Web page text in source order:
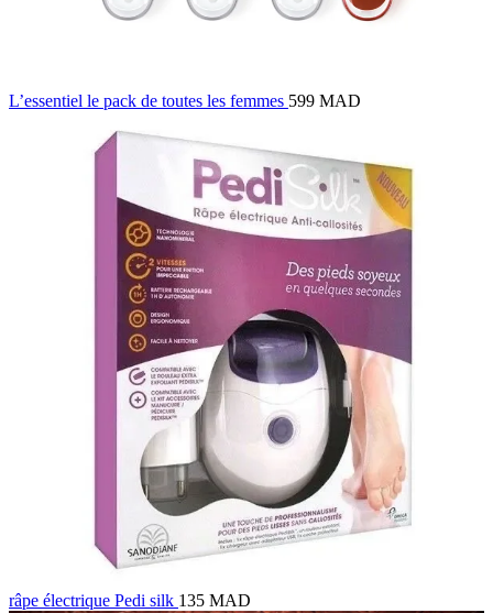
L’essentiel le pack de toutes les femmes 599 MAD
râpe électrique Pedi silk 135 MAD